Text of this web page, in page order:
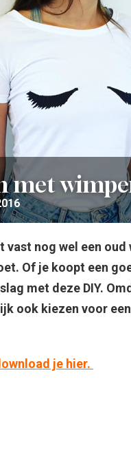
met
vast nog wel een
Of je koopt een
met deze DIY.
ook kiezen voor
je hier.